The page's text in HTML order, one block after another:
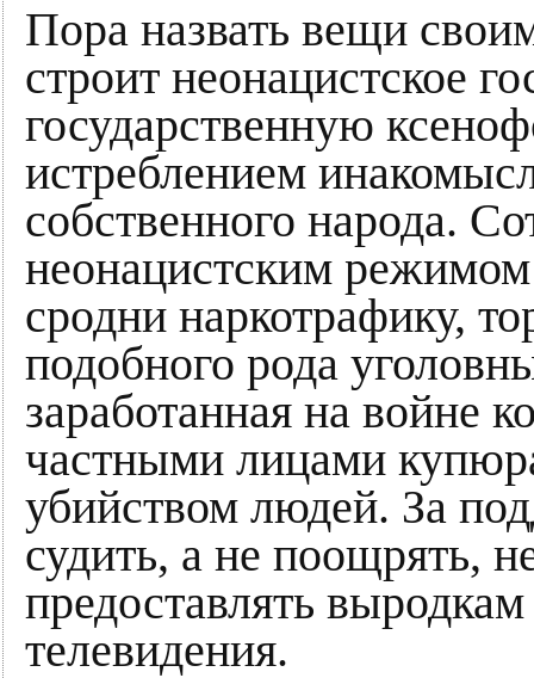
Пора назвать вещи
строит неонацистское
государственную
истреблением
собственного народа.
неонацистским
сродни наркотрафику,
подобного рода
заработанная на войне
частными лицами
убийством людей. За
судить, а не поощрять,
предоставлять
телевидения.